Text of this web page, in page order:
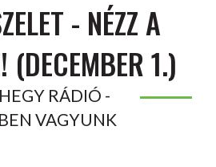
- NÉZZ A
(DECEMBER 1.)
RÁDIÓ -
VAGYUNK